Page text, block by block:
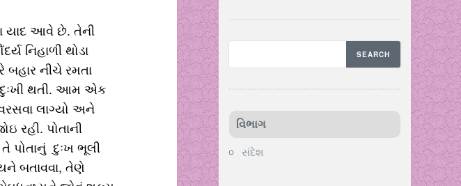
યાદ આવે છે. તેની
નિહાળી થોડા
બહાર નીચે રમતા
દુઃખી થતી. આમ એક
લાગ્યો અને
રહી. પોતાની
પોતાનું દુઃખ ભૂલી
બતાવવા, તેણે
વિભાગ
સંદેશ